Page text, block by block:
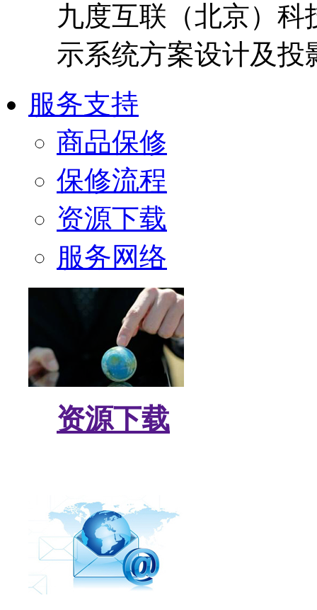
九度互联（北京）
示系统方案设计及投
服务支持
商品保修
保修流程
资源下载
服务网络
资源下载